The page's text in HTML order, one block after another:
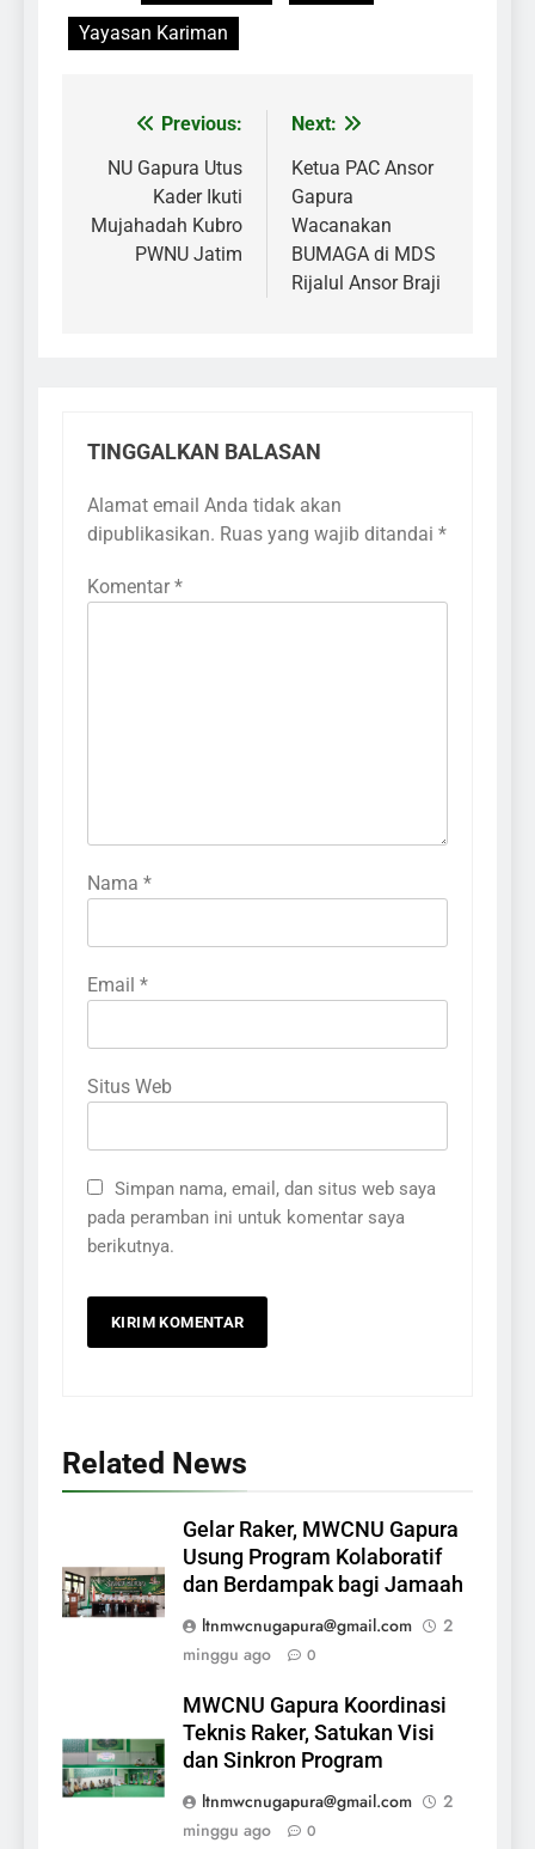
Yayasan Kariman
Navigasi
pos
Previous:
NU Gapura Utus
Kader Ikuti
Mujahadah Kubro
PWNU Jatim
Next:
Ketua PAC Ansor
Gapura
Wacanakan
BUMAGA di MDS
Rijalul Ansor Braji
TINGGALKAN BALASAN
Alamat email Anda tidak akan
dipublikasikan. Ruas yang wajib ditandai *
Komentar *
Nama *
Email *
Situs Web
Simpan nama, email, dan situs web saya
pada peramban ini untuk komentar saya
berikutnya.
Related News
Gelar Raker, MWCNU Gapura
Usung Program Kolaboratif
dan Berdampak bagi Jamaah
ltnmwcnugapura@gmail.com
2
minggu ago
0
MWCNU Gapura Koordinasi
Teknis Raker, Satukan Visi
dan Sinkron Program
ltnmwcnugapura@gmail.com
2
minggu ago
0